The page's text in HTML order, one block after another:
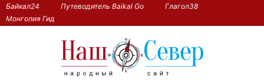
Байкал24 Путеводитель Baikal Go
Глагол38
Монголия Гид